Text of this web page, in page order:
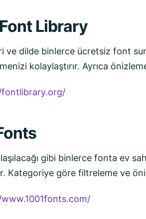
Library
ve dilde binlerce ücretsiz font
kolaylaştırır. Ayrıca
gibi binlerce fonta ev
Kategoriye göre filtreleme ve